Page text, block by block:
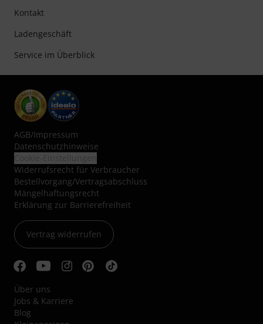
Kontakt
Ladengeschäft
Service im Überblick
AGB/Impressum
Datenschutzhinweise
Widerrufsrecht für Verbraucher
Bestellvorgang/Vertragsabschluss
Mängelhaftungsrecht
Erklärung zur Barrierefreiheit
Vertrag widerrufen
Über uns
Jobs & Karriere
Blog